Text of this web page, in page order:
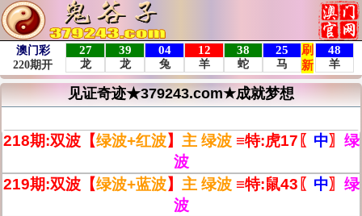
见证奇迹★379243.com★成就梦想
218期:双波【绿波+红波】 主 绿波 ≡特:虎17 〖 中〗 绿
波
219期:双波【绿波+蓝波】 主 绿波 ≡特:鼠43 〖 中〗 绿
波